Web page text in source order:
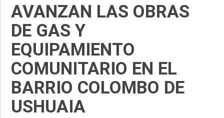
AVANZAN LAS OBRAS
DE GAS Y
EQUIPAMIENTO
COMUNITARIO EN EL
BARRIO COLOMBO DE
USHUAIA